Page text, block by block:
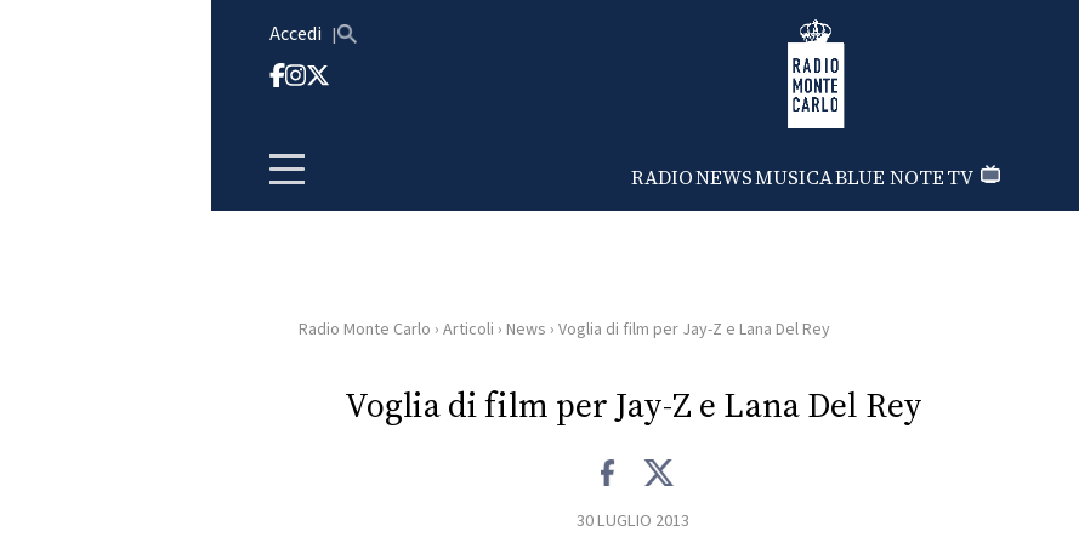
Accedi Radio Monte Carlo
RADIONEWSMUSICABLUE NOTETV
HOMERadio Monte Carlo › Articoli › News › Voglia di film per Jay-Z e Lana Del Rey
Voglia di film per Jay-Z e Lana Del Rey
30 LUGLIO 2013